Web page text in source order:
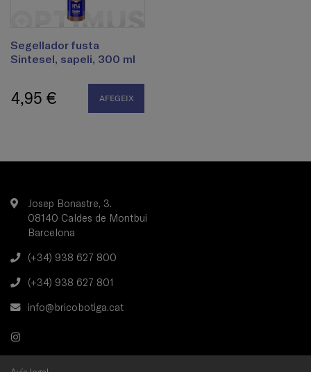
Segellador fusta
Sintesel, sapeli, 300 ml
4,95 € AFEGEIX
Josep Bonastre, 3.
08140 Caldes de Montbui
Barcelona
(+34) 938 627 800
(+34) 938 627 801
info@bricobotiga.cat